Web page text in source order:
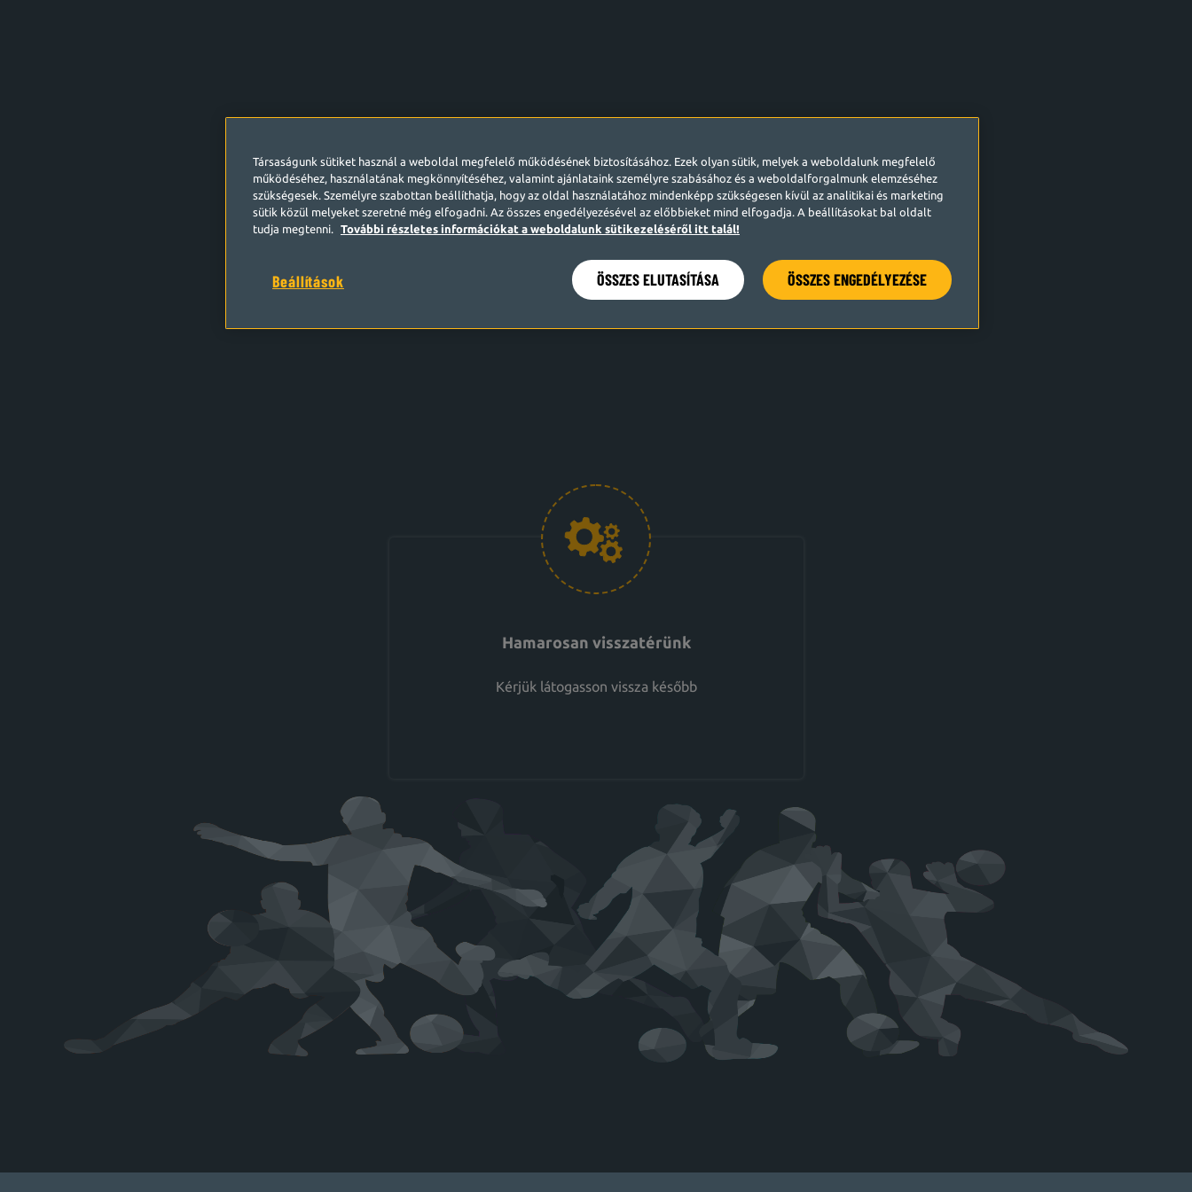
Hamarosan visszatérünk
Kérjük látogasson vissza később
Társaságunk sütiket használ a weboldal megfelelő működésének biztosításához. Ezek olyan sütik, melyek a weboldalunk megfelelő
működéséhez, használatának megkönnyítéséhez, valamint ajánlataink személyre szabásához és a weboldalforgalmunk elemzéséhez
szükségesek. Személyre szabottan beállíthatja, hogy az oldal használatához mindenképp szükségesen kívül az analitikai és marketing
sütik közül melyeket szeretné még elfogadni. Az összes engedélyezésével az előbbieket mind elfogadja. A beállításokat bal oldalt
tudja megtenni.
További részletes információkat a weboldalunk sütikezeléséről itt talál!
Beállítások ÖSSZES ELUTASÍTÁSA ÖSSZES ENGEDÉLYEZÉSE